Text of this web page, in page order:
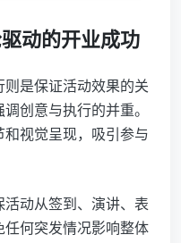
动的开业成功
是保证活动效果的关
创意与执行的并重。
视觉呈现，吸引参与
活动从签到、演讲、表
何突发情况影响整体